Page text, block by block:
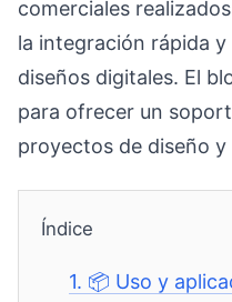
comerciales
la integración rápida
diseños digitales. El
para ofrecer un
proyectos de diseño
Índice
1. 📦 Uso y